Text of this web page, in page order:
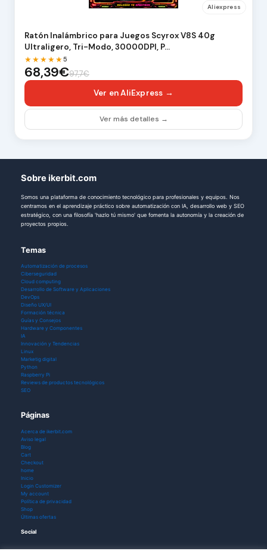
Aliexpress
Ratón Inalámbrico para Juegos Scyrox V8S 40g
Ultraligero, Tri-Modo, 30000DPI, P…
★★★★★5
68,39€97,7€
Ver en AliExpress →
Ver más detalles →
Sobre ikerbit.com
Somos una plataforma de conocimiento tecnológico para profesionales y equipos. Nos
centramos en el aprendizaje práctico sobre automatización con IA, desarrollo web y SEO
estratégico, con una filosofía 'hazlo tú mismo' que fomenta la autonomía y la creación de
proyectos propios.
Temas
Automatización de procesos
Ciberseguridad
Cloud computing
Desarrollo de Software y Aplicaciones
DevOps
Diseño UX/UI
Formación técnica
Guías y Consejos
Hardware y Componentes
IA
Innovación y Tendencias
Linux
Marketig digital
Python
Raspberry Pi
Reviews de productos tecnológicos
SEO
Páginas
Acerca de ikerbit.com
Aviso legal
Blog
Cart
Checkout
home
Inicio
Login Customizer
My account
Política de privacidad
Shop
Últimas ofertas
Social